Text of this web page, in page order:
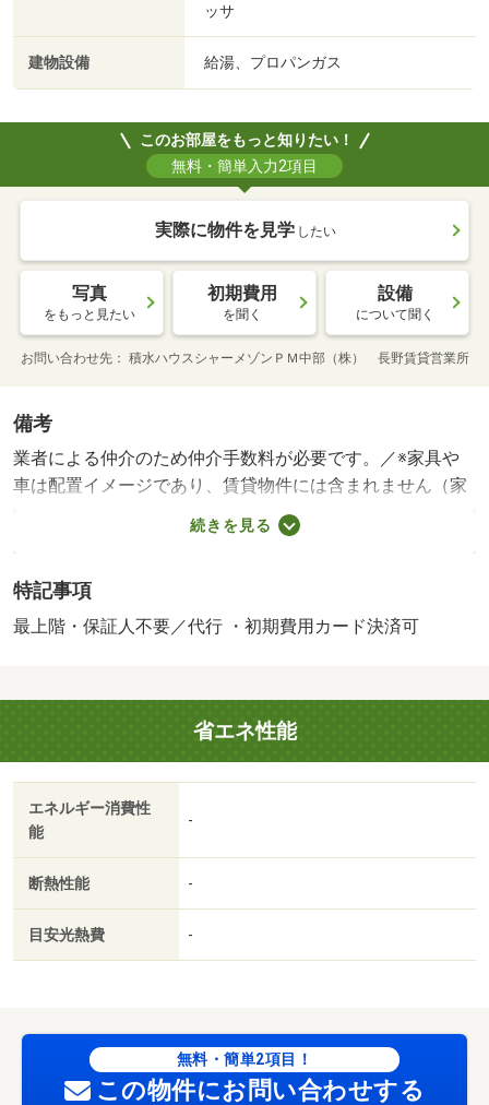
ッサ
建物設備 給湯、プロパンガス
このお部屋をもっと知りたい！
無料・簡単入力2項目
実際に物件を見学 したい
写真
をもっと見たい
初期費用
を聞く
設備
について聞く
お問い合わせ先 積水ハウスシャーメゾンＰＭ中部（株） 長野賃貸営業所
備考
業者による仲介のため仲介手数料が必要です。／※家具や
車は配置イメージであり、賃貸物件には含まれません（家
具家電付等を除く）。・賃貸保証等：加入要（【個人契
約】 初回契約事務手数料：３３，０００円（税込）、月
ゾンパートナーズ）・維持費等：町内会費月額８００円／
月・シャーメゾンライフＳＵＰＰＯＲＴ２４月額１，３２
しています。耐震技術と高い断熱性能を備えており、快適
で安全な暮らしをサポートします。・駐輪場：なし/鍵交換
費用 16500円/ハウスクリーニング費 73700円
続きを見る
特記事項
最上階・保証人不要／代行 ・初期費用カード決済可
省エネ性能
エネルギー消費性
能
-
断熱性能 -
目安光熱費 -
無料・簡単2項目！
この物件にお問い合わせする